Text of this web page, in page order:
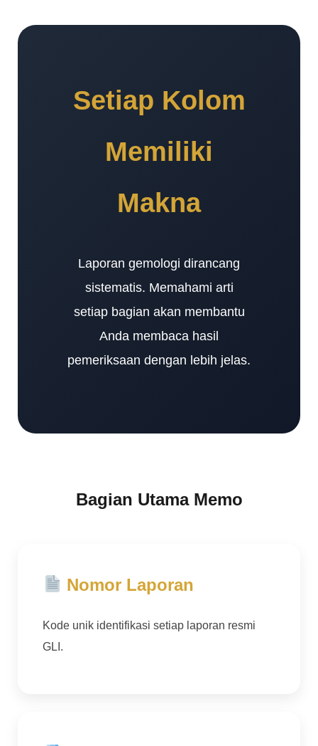
Setiap Kolom
Memiliki
Makna
Laporan gemologi dirancang
sistematis. Memahami arti
setiap bagian akan membantu
Anda membaca hasil
pemeriksaan dengan lebih jelas.
Bagian Utama Memo
Nomor Laporan
Kode unik identifikasi setiap laporan resmi
GLI.